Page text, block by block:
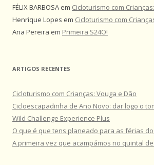
FÉLIX BARBOSA em Cicloturismo com
Henrique Lopes em Cicloturismo com
Ana Pereira em Primeira S24O!
ARTIGOS RECENTES
Cicloturismo com Crianças: Vouga e Dão
Cicloescapadinha de Ano Novo: dar logo o
Wild Challenge Experience Plus
O que é que tens planeado para as férias
A primeira vez que acampámos no quintal